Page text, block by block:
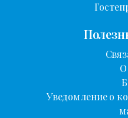
О
Уведомление о